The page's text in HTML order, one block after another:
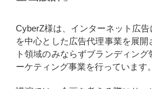
CyberZ様は、インターネット広
を中心とした広告代理事業を展
ト領域のみならずブランディン
ーケティング事業を行っています。